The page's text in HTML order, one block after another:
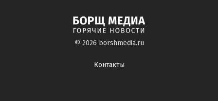
© 2026 borshmedia.ru
Контакты